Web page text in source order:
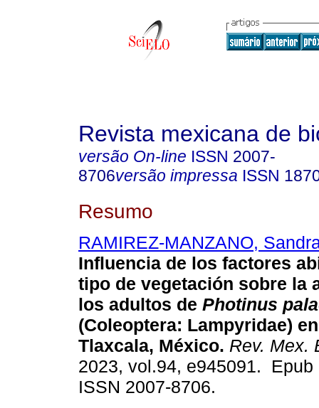
Revista mexicana de
versão On-line ISSN 2007-
8706versão impressa ISSN
Resumo
RAMIREZ-MANZANO,
Influencia de los factores
tipo de vegetación sobre la
los adultos de Photinus
(Coleoptera: Lampyridae)
Tlaxcala, México. Rev. Mex.
2023, vol.94, e945091. Epub
ISSN 2007-8706.